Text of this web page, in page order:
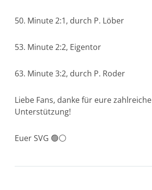
50. Minute 2:1, durch P. Löber
53. Minute 2:2, Eigentor
63. Minute 3:2, durch P. Roder
Liebe Fans, danke für eure zahlreiche
Unterstützung!
Euer SVG 🟢⚪️